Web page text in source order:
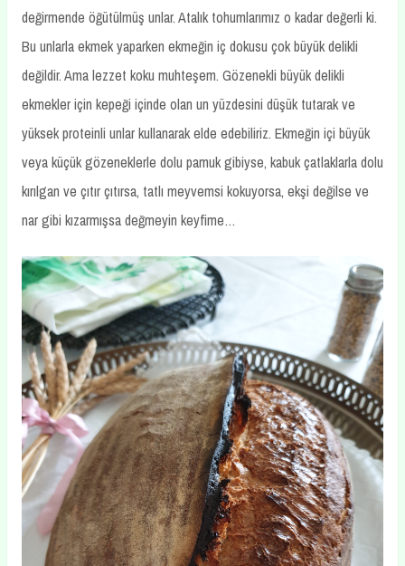
değirmende öğütülmüş unlar. Atalık tohumlarımız o kadar değerli ki.
Bu unlarla ekmek yaparken ekmeğin iç dokusu çok büyük delikli
değildir. Ama lezzet koku muhteşem. Gözenekli büyük delikli
ekmekler için kepeği içinde olan un yüzdesini düşük tutarak ve
yüksek proteinli unlar kullanarak elde edebiliriz. Ekmeğin içi büyük
veya küçük gözeneklerle dolu pamuk gibiyse, kabuk çatlaklarla dolu
kırılgan ve çıtır çıtırsa, tatlı meyvemsi kokuyorsa, ekşi değilse ve
nar gibi kızarmışsa değmeyin keyfime…